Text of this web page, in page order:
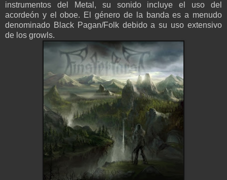
instrumentos del Metal, su sonido incluye el uso del
acordeón y el oboe. El género de la banda es a menudo
denominado Black Pagan/Folk debido a su uso extensivo
de los growls.